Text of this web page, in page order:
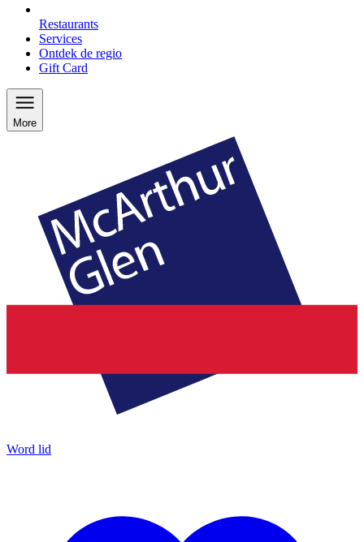
Restaurants
Services
Ontdek de regio
Gift Card
More
Word lid